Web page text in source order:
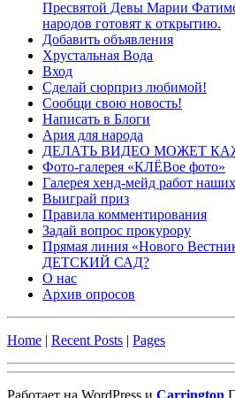
Пресвятой Девы Марии
народов готовят к открытию.
Добавить объявления
Хрустальная Вода
Вход
Сделай сюрприз любимой!
Сообщи свою новость!
Написать в Блоги
Ария для народа
ДЕЛАТЬ ВИДЕО МОЖЕТ
Фото-галерея «КЛЁВое фото»
Галерея хенд-мейд работ
Выиграй приз
Правила комментирования
Задай вопрос прокурору
Прямая линия «Нового
ДЕТСКИЙ САД?
О нас
Архив опросов
Home | Recent Posts | Pages
Работает на WordPress и Carrington